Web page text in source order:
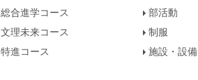
総合進学コース
文理未来コース
特進コース
部活動
制服
施設・設備